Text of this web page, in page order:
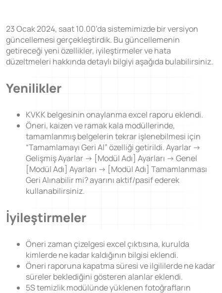
A3 Problem Çözme
Ramak Kala Raporlama
Dijital Denetim Yönetimi
TPM Hata Kartı
Müşteri Talep Yönetimi
Danışmanlık
Kaynaklar
Webinar
E-Kitaplar
Başarı Hikayeleri
Kurumsal
23 Ocak 2024, saat 10.00’da sistemimizde bir versiyon
güncellemesi gerçekleştirdik. Bu güncellemenin
getireceği yeni özellikler, iyileştirmeler ve hata
düzeltmeleri hakkında detaylı bilgiyi aşağıda bulabilirsiniz.
Yenilikler
KVKK belgesinin onaylanma excel raporu eklendi.
Öneri, kaizen ve ramak kala modüllerinde,
tamamlanmış belgelerin tekrar işlenebilmesi için
“Tamamlamayı Geri Al” özelliği getirildi. Ayarlar ->
Gelişmiş Ayarlar -> [Modül Adı] Ayarları -> Genel
[Modül Adı] Ayarları -> [Modül Adı] Tamamlanması
Geri Alınabilir mi? ayarını aktif/pasif ederek
kullanabilirsiniz.
İyileştirmeler
Öneri zaman çizelgesi excel çıktısına, kurulda
kimlerde ne kadar kaldığının bilgisi eklendi.
Öneri raporuna kapatma süresi ve ilgililerde ne kadar
süreler beklediğini gösteren alanlar eklendi.
5S temizlik modülünde yüklenen fotoğrafların